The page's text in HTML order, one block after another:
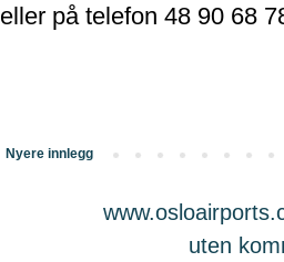
eller på telefon 48 90 68
Nyere innlegg
uten